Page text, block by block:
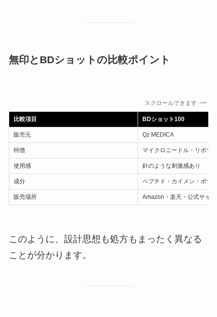
無印とBDショットの比較ポイント
スクロールできます
比較項目 BDショット100
販売元 Qz MEDICA
特徴 マイクロニードル・リポソ
使用感 針のような刺激感あり
成分 ペプチド・カイメン・ボツ
販売場所 Amazon・楽天・公式サイト
このように、設計思想も処方もまったく異なる
ことが分かります。